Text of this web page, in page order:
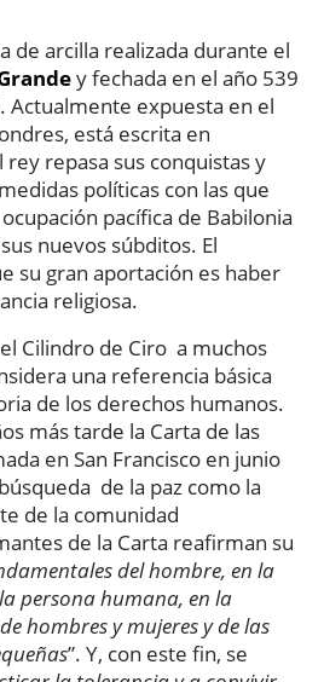
de arcilla realizada durante el
y fechada en el año 539
Actualmente expuesta en el
está escrita en
repasa sus conquistas y
políticas con las que
pacífica de Babilonia
nuevos súbditos. El
su gran aportación es haber
religiosa.
Cilindro de Ciro a muchos
una referencia básica
de los derechos humanos.
más tarde la Carta de las
en San Francisco en junio
de la paz como la
de la comunidad
de la Carta reafirman su
del hombre, en la
persona humana, en la
hombres y mujeres y de las
”. Y, con este fin, se